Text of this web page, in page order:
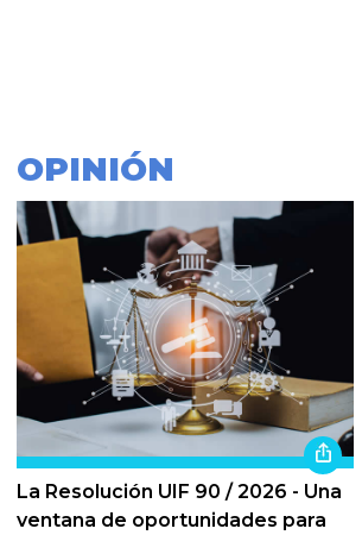
OPINIÓN
La Resolución UIF 90 / 2026 - Una
ventana de oportunidades para